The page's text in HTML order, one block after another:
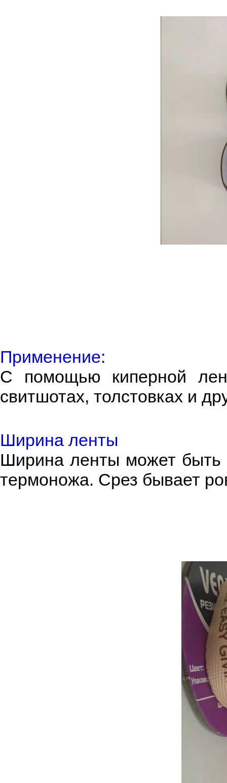
Применение:
С помощью киперной
свитшотах, толстовках и
Ширина ленты
Ширина ленты может
термоножа. Срез бывает